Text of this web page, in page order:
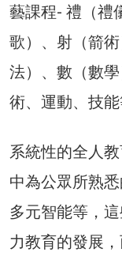
藝課程- 禮（禮
歌）、射（箭
法）、數（數
術、運動、技能
系統性的全人
中為公眾所熟
多元智能等，
力教育的發展